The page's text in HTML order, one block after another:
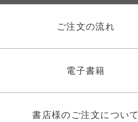
ご注文の流れ
電子書籍
書店様のご注文について